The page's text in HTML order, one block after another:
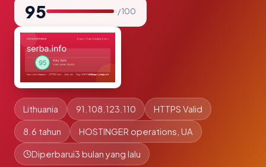
95 / 100
Lithuania 91.108.123.110 HTTPS Valid
8.6 tahun HOSTINGER operations, UA
Diperbarui3 bulan yang lalu